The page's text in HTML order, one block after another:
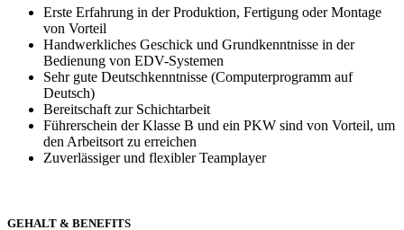
Erste Erfahrung in der Produktion, Fertigung oder Montage
von Vorteil
Handwerkliches Geschick und Grundkenntnisse in der
Bedienung von EDV-Systemen
Sehr gute Deutschkenntnisse (Computerprogramm auf
Deutsch)
Bereitschaft zur Schichtarbeit
Führerschein der Klasse B und ein PKW sind von Vorteil, um
den Arbeitsort zu erreichen
Zuverlässiger und flexibler Teamplayer
GEHALT & BENEFITS